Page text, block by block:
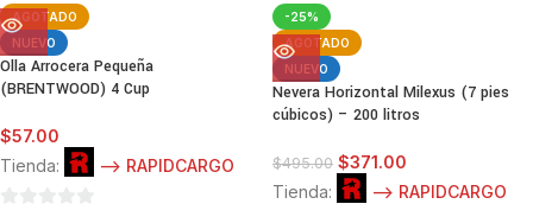
AGOTADO
NUEVO
Olla Arrocera Pequeña
(BRENTWOOD) 4 Cup
$57.00
Tienda:
--> RAPIDCARGO
-25%
AGOTADO
NUEVO
Nevera Horizontal Milexus (7 pies
cúbicos) – 200 litros
$495.00 $371.00
Tienda:
--> RAPIDCARGO